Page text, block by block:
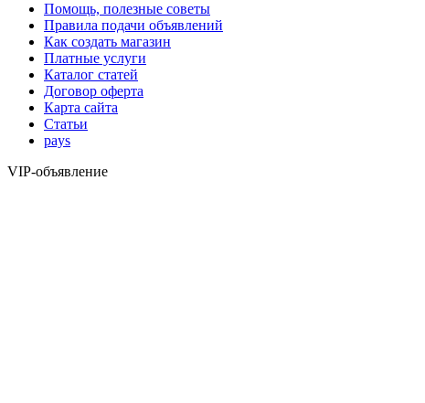
Помощь, полезные советы
Правила подачи объявлений
Как создать магазин
Платные услуги
Каталог статей
Договор оферта
Карта сайта
Статьи
pays
VIP-объявление